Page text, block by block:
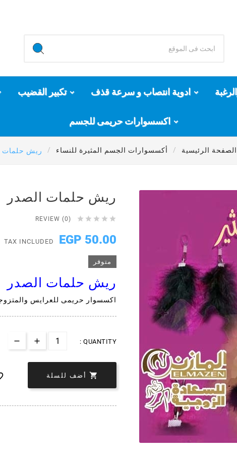
ادوية انتصاب و سرعة قذف تكبير القضيب
اكسسوارات حريمى للجسم
الصفحة الرئيسية أكسسوارات الجسم المثيرة للنساء ريش حلمات
ريش حلمات الصدر





REVIEW (0)
50.00 EGP
TAX INCLUDED
متوفر
ريش حلمات الصدر
اكسسوار حريمى للعرايس
QUANTITY :
 أضف للسلة